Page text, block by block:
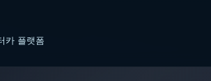
카 플랫폼